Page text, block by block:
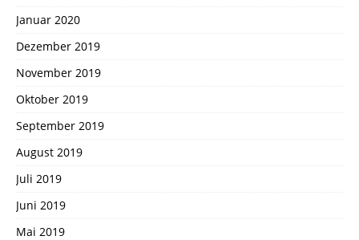
Januar 2020
Dezember 2019
November 2019
Oktober 2019
September 2019
August 2019
Juli 2019
Juni 2019
Mai 2019